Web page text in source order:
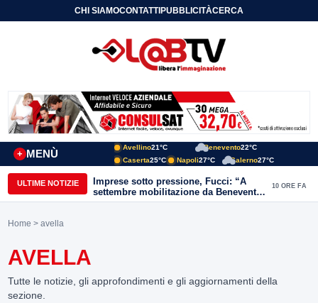
CHI SIAMOCONTATTIPUBBLICITÀCERCA
MENÙ
+
Avellino21°C Benevento22°C
Caserta25°C Napoli27°C Salerno27°C
ULTIME NOTIZIE
Imprese sotto pressione, Fucci: “A
settembre mobilitazione da Benevento
e Avellino”
10 ORE FA
Home > avella
AVELLA
Tutte le notizie, gli approfondimenti e gli aggiornamenti della
sezione.